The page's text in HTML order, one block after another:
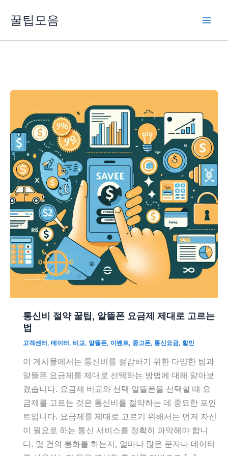
꿀팁모음
통신비 절약 꿀팁, 알뜰폰 요금제 제대로 고르는
법
고객센터 , 데이터 , 비교, 알뜰폰, 이벤트, 중고폰, 통신요금, 할인
이 게시물에서는 통신비를 절감하기 위한 다양한 팁과
알뜰폰 요금제를 제대로 선택하는 방법에 대해 알아보
겠습니다. 요금제 비교와 선택 알뜰폰을 선택할 때 요
금제를 고르는 것은 통신비를 절약하는 데 중요한 포인
트입니다. 요금제를 제대로 고르기 위해서는 먼저 자신
이 필요로 하는 통신 서비스를 정확히 파악해야 합니
다. 몇 건의 통화를 하는지, 얼마나 많은 문자나 데이터